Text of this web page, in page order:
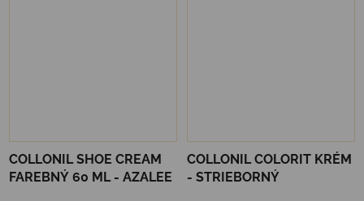
COLLONIL SHOE CREAM
FAREBNÝ 60 ML - AZALEE
COLLONIL COLORIT KRÉM
- STRIEBORNÝ